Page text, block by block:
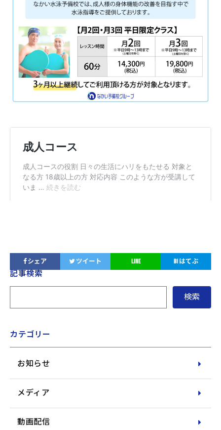
シェア ツイート LINE B!はてぶ
サ
ニ
記事検索
カテゴリー
お知らせ
メディア
動画配信